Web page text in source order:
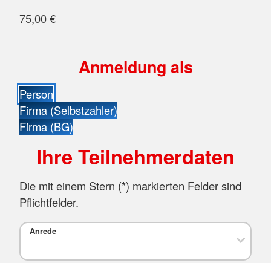
75,00 €
Anmeldung als
Person
Firma (Selbstzahler)
Firma (BG)
Ihre Teilnehmerdaten
Die mit einem Stern (*) markierten Felder sind
Pflichtfelder.
Anrede